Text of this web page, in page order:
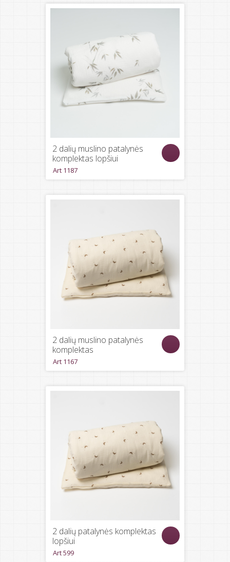
2 dalių muslino patalynės
komplektas lopšiui
Art 1187
2 dalių muslino patalynės
komplektas
Art 1167
2 dalių patalynės komplektas
lopšiui
Art 599